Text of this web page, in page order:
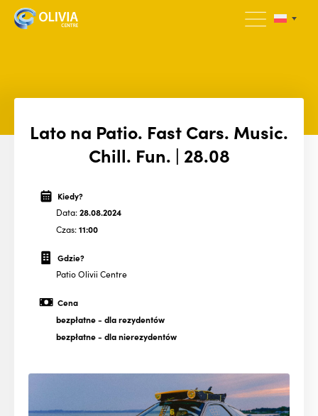
Lato na Patio. Fast Cars. Music.
Chill. Fun. | 28.08
Kiedy?
Data:28.08.2024
Czas:11:00
Gdzie?
Patio Olivii Centre
Cena
bezpłatne- dla rezydentów
bezpłatne- dla nierezydentów